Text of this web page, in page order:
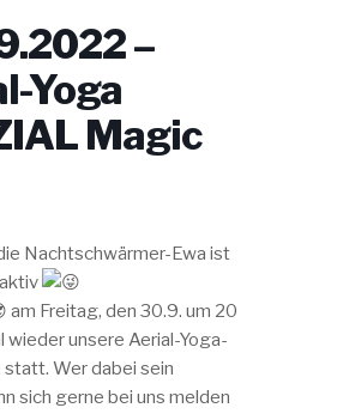
–
Yoga
Magic
Nachtschwärmer-Ewa ist
am Freitag, den 30.9. um 20
wieder unsere Aerial-Yoga-
statt. Wer dabei sein
sich gerne bei uns melden